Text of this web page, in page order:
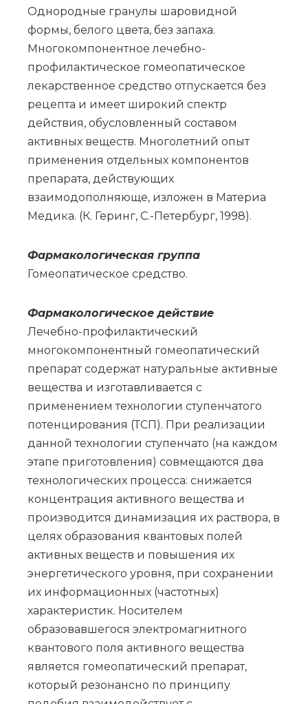
Однородные гранулы шаровидной
формы, белого цвета, без запаха.
Многокомпонентное лечебно-
профилактическое гомеопатическое
лекарственное средство отпускается без
рецепта и имеет широкий спектр
действия, обусловленный составом
активных веществ. Многолетний опыт
применения отдельных компонентов
препарата, действующих
взаимодополняюще, изложен в Материа
Медика. (К. Геринг, С.-Петербург, 1998).
Фар­ма­ко­ло­ги­че­ская груп­па
Го­мео­па­ти­че­ское сред­ство.
Фармакологическое действие
Лечебно-профилактический
многокомпонентный гомеопатический
препарат содержат натуральные активные
вещества и изготавливается с
применением технологии ступенчатого
потенцирования (ТСП). При реализации
данной технологии ступенчато (на каждом
этапе приготовления) совмещаются два
технологических процесса: снижается
концентрация активного вещества и
производится динамизация их раствора, в
целях образования квантовых полей
активных веществ и повышения их
энергетического уровня, при сохранении
их информационных (частотных)
характеристик. Носителем
образовавшегося электромагнитного
квантового поля активного вещества
является гомеопатический препарат,
который резонансно по принципу